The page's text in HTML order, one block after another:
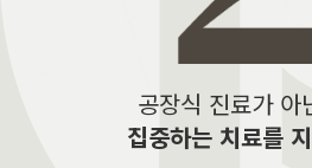
공장식 진료가 아
집중하는 치료를